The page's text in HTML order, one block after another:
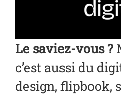
Le saviez-vous ?
c’est aussi du
design, flipbook,